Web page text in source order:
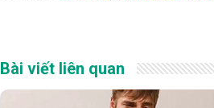
Bài viết liên quan